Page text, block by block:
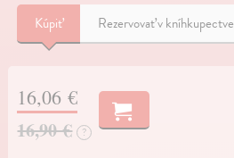
Kúpiť Rezervovať v kníhkupectve
16,06 €
16,90 € ?